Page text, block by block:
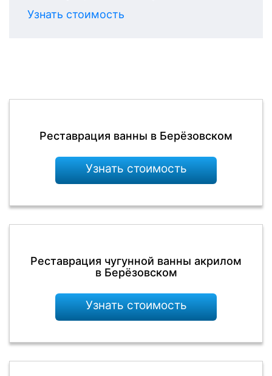
Узнать стоимость
Реставрация ванны в Берёзовском
Узнать стоимость
Реставрация чугунной ванны акрилом
в Берёзовском
Узнать стоимость